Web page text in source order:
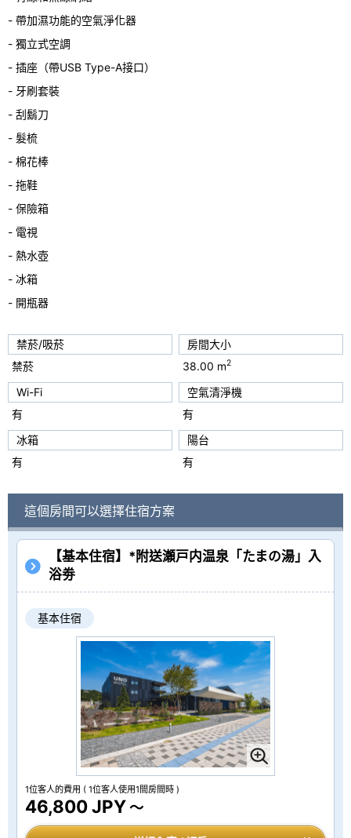
- 帶加濕功能的空氣淨化器
- 獨立式空調
- 插座（帶USB Type-A接口）
- 牙刷套裝
- 刮鬍刀
- 髮梳
- 棉花棒
- 拖鞋
- 保險箱
- 電視
- 熱水壺
- 冰箱
- 開瓶器
禁菸/吸菸
禁菸
房間大小
38.00 m2
Wi-Fi
有
空氣清淨機
有
冰箱
有
陽台
有
這個房間可以選擇住宿方案
【基本住宿】*附送瀬戸内温泉「たまの湯」入
浴劵
基本住宿
1位客人的費用 ( 1位客人使用1間房間時 )
46,800 JPY～